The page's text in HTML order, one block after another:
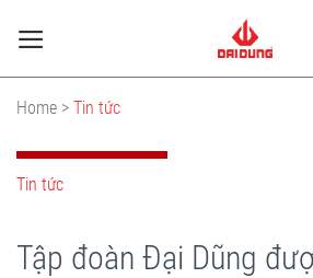
Home > Tin tức
Tin tức
Tập đoàn Đại Dũng